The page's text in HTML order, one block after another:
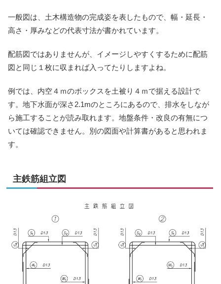
一般図は、土木構造物の完成姿を表したもので、幅・延長・
高さ・厚みなどの代表寸法が書かれています。
配筋図ではありませんが、イメージしやすくするために配筋
図と同じ１枚に収まれば入ってたりしますよね。
例では、内空４ｍのボックスを土被り４ｍで据える設計で
す。地下水面が深さ2.1mのところにあるので、排水をしなが
ら施工することが読み取れます。地盤条件・改良の有無につ
いては確認できません。別の図面や計算書があると思われま
す。
主鉄筋組立図